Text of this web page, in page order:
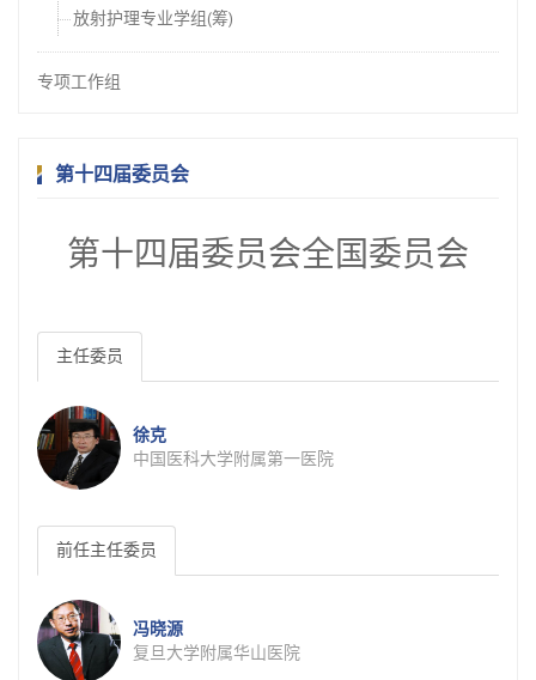
放射护理专业学组(筹)
专项工作组
第十四届委员会
第十四届委员会全国委员会
主任委员
徐克
中国医科大学附属第一医院
前任主任委员
冯晓源
复旦大学附属华山医院